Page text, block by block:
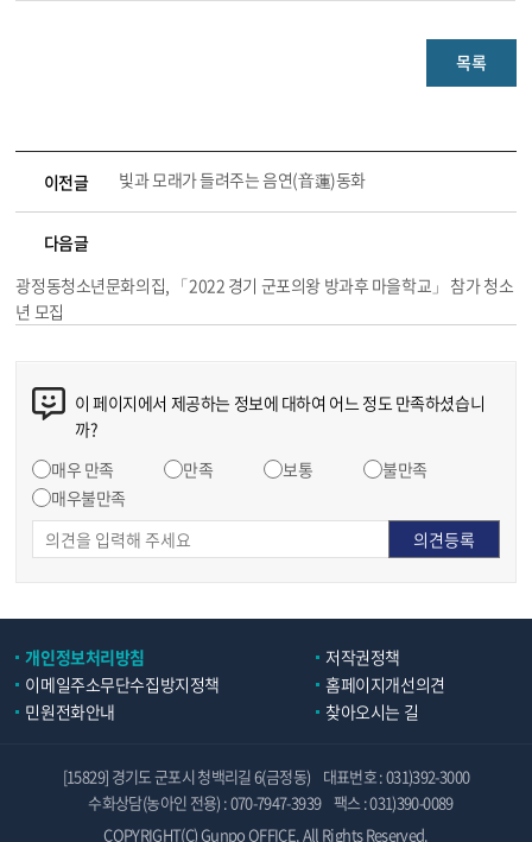
목록
이전글 빛과 모래가 들려주는 음연(音蓮)동화
다음글
광정동청소년문화의집, 「2022 경기 군포의왕 방과후 마을학교」 참가 청소
년 모집
이 페이지에서 제공하는 정보에 대하여 어느 정도 만족하셨습니
까?
매우 만족
만족 보통
불만족
매우불만족
개인정보처리방침
저작권정책
이메일주소무단수집방지정책
홈페이지개선의견
민원전화안내
찾아오시는 길
[15829] 경기도 군포시 청백리길 6(금정동)
대표번호 : 031)392-3000
수화상담(농아인 전용) : 070-7947-3939 팩스 : 031)390-0089
COPYRIGHT(C) Gunpo OFFICE. All Rights Reserved.